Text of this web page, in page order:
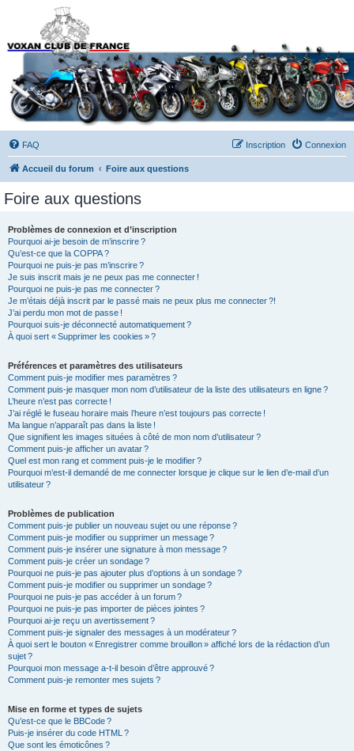
Forums du Voxan Club
de France
FAQ Connexion
Inscription
Accueil du forum Foire aux questions
Foire aux questions
Problèmes de connexion et d’inscription
Pourquoi ai-je besoin de m’inscrire ?
Qu’est-ce que la COPPA ?
Pourquoi ne puis-je pas m’inscrire ?
Je suis inscrit mais je ne peux pas me connecter !
Pourquoi ne puis-je pas me connecter ?
Je m’étais déjà inscrit par le passé mais ne peux plus me connecter ?!
J’ai perdu mon mot de passe !
Pourquoi suis-je déconnecté automatiquement ?
À quoi sert « Supprimer les cookies » ?
Préférences et paramètres des utilisateurs
Comment puis-je modifier mes paramètres ?
Comment puis-je masquer mon nom d’utilisateur de la liste des utilisateurs en ligne ?
L’heure n’est pas correcte !
J’ai réglé le fuseau horaire mais l’heure n’est toujours pas correcte !
Ma langue n’apparaît pas dans la liste !
Que signifient les images situées à côté de mon nom d’utilisateur ?
Comment puis-je afficher un avatar ?
Quel est mon rang et comment puis-je le modifier ?
Pourquoi m’est-il demandé de me connecter lorsque je clique sur le lien d’e-mail d’un
utilisateur ?
Problèmes de publication
Comment puis-je publier un nouveau sujet ou une réponse ?
Comment puis-je modifier ou supprimer un message ?
Comment puis-je insérer une signature à mon message ?
Comment puis-je créer un sondage ?
Pourquoi ne puis-je pas ajouter plus d’options à un sondage ?
Comment puis-je modifier ou supprimer un sondage ?
Pourquoi ne puis-je pas accéder à un forum ?
Pourquoi ne puis-je pas importer de pièces jointes ?
Pourquoi ai-je reçu un avertissement ?
Comment puis-je signaler des messages à un modérateur ?
À quoi sert le bouton « Enregistrer comme brouillon » affiché lors de la rédaction d’un
sujet ?
Pourquoi mon message a-t-il besoin d’être approuvé ?
Comment puis-je remonter mes sujets ?
Mise en forme et types de sujets
Qu’est-ce que le BBCode ?
Puis-je insérer du code HTML ?
Que sont les émoticônes ?